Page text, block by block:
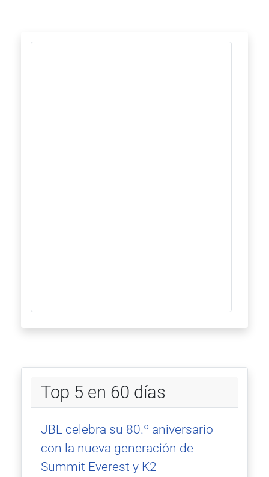
Top 5 en 60 días
JBL celebra su 80.º aniversario
con la nueva generación de
Summit Everest y K2